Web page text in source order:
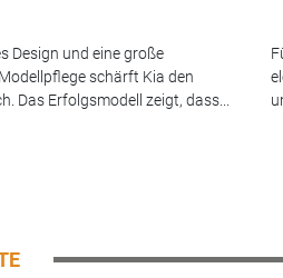
Design und eine große
schärft Kia den
Das Erfolgsmodell zeigt, dass...